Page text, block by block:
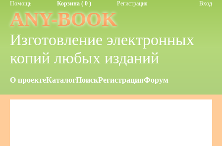
Помощь Корзина ( 0 ) Регистрация Вход
ANY-BOOK
Изготовление электронных
копий любых изданий
О проектеКаталогПоискРегистрацияФорум